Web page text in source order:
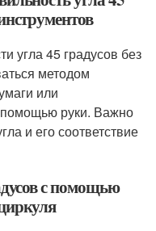
угла 45 градусов без
методом
или
руки. Важно
и его соответствие
с помощью